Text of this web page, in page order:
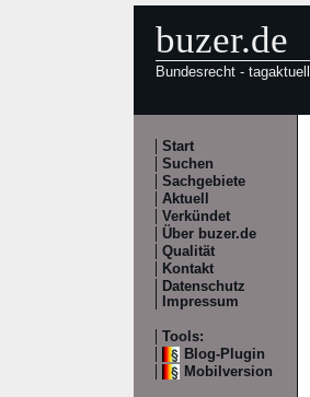
buzer.de
Bundesrecht -
Start
Suchen
Sachgebiete
Aktuell
Verkündet
Über buzer.de
Qualität
Kontakt
Datenschutz
Impressum
Tools:
Blog-Plugin
Mobilversion